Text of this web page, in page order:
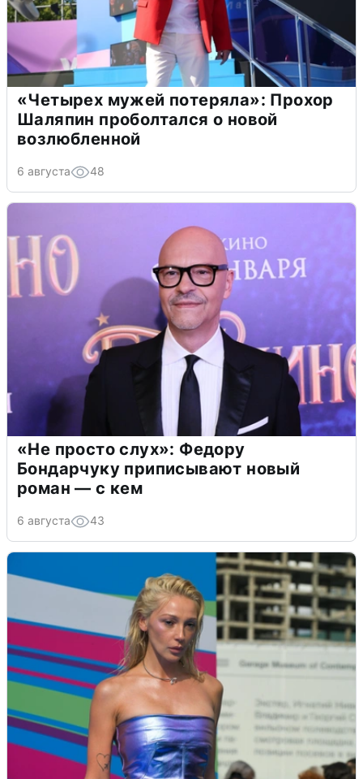
«Четырех мужей потеряла»: Прохор
Шаляпин проболтался о новой
возлюбленной
6 августа 48
«Не просто слух»: Федору
Бондарчуку приписывают новый
роман — с кем
6 августа 43